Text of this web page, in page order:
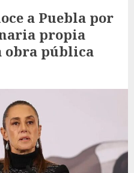
a Puebla por
propia
obra pública